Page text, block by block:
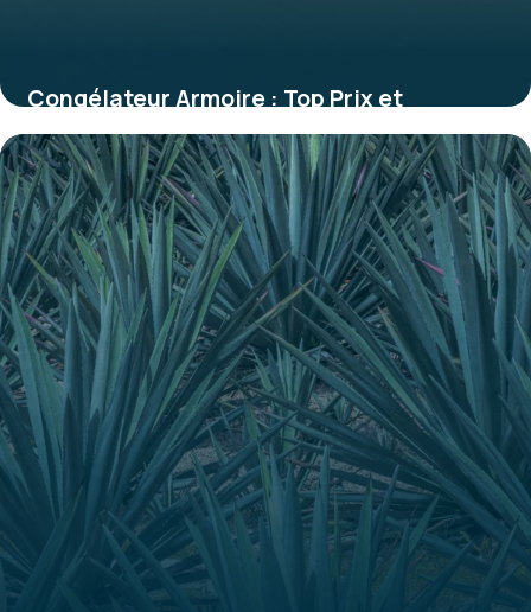
Congélateur Armoire : Top Prix et
Comparatif
28 mai 2026